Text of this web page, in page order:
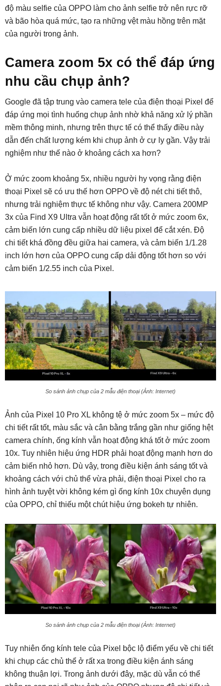
độ màu selfie của OPPO làm cho ảnh selfie trở nên rực rỡ
và bão hòa quá mức, tạo ra những vệt màu hồng trên mặt
của người trong ảnh.
Camera zoom 5x có thể đáp ứng
nhu cầu chụp ảnh?
Google đã tập trung vào camera tele của điện thoại Pixel để
đáp ứng mọi tình huống chụp ảnh nhờ khả năng xử lý phần
mềm thông minh, nhưng trên thực tế có thể thấy điều này
dẫn đến chất lượng kém khi chụp ảnh ở cự ly gần. Vậy trải
nghiệm như thế nào ở khoảng cách xa hơn?
Ở mức zoom khoảng 5x, nhiều người hy vọng rằng điện
thoại Pixel sẽ có ưu thế hơn OPPO về độ nét chi tiết thô,
nhưng trải nghiệm thực tế không như vậy. Camera 200MP
3x của Find X9 Ultra vẫn hoạt động rất tốt ở mức zoom 6x,
cảm biến lớn cung cấp nhiều dữ liệu pixel để cắt xén. Độ
chi tiết khá đồng đều giữa hai camera, và cảm biến 1/1.28
inch lớn hơn của OPPO cung cấp dải động tốt hơn so với
cảm biến 1/2.55 inch của Pixel.
So sánh ảnh chụp của 2 mẫu điện thoại (Ảnh: Internet)
Ảnh của Pixel 10 Pro XL không tệ ở mức zoom 5x – mức độ
chi tiết rất tốt, màu sắc và cân bằng trắng gần như giống hệt
camera chính, ống kính vẫn hoạt động khá tốt ở mức zoom
10x. Tuy nhiên hiệu ứng HDR phải hoạt động mạnh hơn do
cảm biến nhỏ hơn. Dù vậy, trong điều kiện ánh sáng tốt và
khoảng cách với chủ thể vừa phải, điện thoại Pixel cho ra
hình ảnh tuyệt vời không kém gì ống kính 10x chuyên dụng
của OPPO, chỉ thiếu một chút hiệu ứng bokeh tự nhiên.
So sánh ảnh chụp của 2 mẫu điện thoại (Ảnh: Internet)
Tuy nhiên ống kính tele của Pixel bộc lộ điểm yếu về chi tiết
khi chụp các chủ thể ở rất xa trong điều kiện ánh sáng
không thuận lợi. Trong ảnh dưới đây, mặc dù vẫn có thể